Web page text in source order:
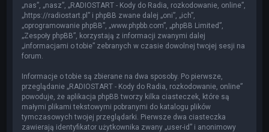
„nas”, „nasz”, „RADIOSTART - Kody do Radia, rozkodowanie, online”,
„https://radiostart.pl” i phpBB zwane dalej „oni”, „ich”,
„oprogramowanie phpBB”, „www.phpbb.com”, „phpBB Limited”,
„Zespoły phpBB”, korzystają z informacji zwanymi dalej
„informacjami o tobie” zebranych w czasie dowolnej twojej sesji na
forum.
Informacje o tobie są zbierane na dwa sposoby. Po pierwsze,
przeglądanie „RADIOSTART - Kody do Radia, rozkodowanie, online”
powoduje, że aplikacja phpBB tworzy kilka ciasteczek, które są
małymi plikami tekstowymi pobranymi do katalogu plików
tymczasowych twojej przeglądarki. Pierwsze dwa ciasteczka
zawierają identyfikator użytkownika zwany „user-id” i anonimowy